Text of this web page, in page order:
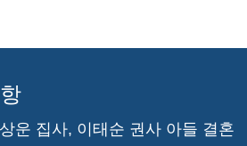
운 집사, 이태순 권사 아들 결혼